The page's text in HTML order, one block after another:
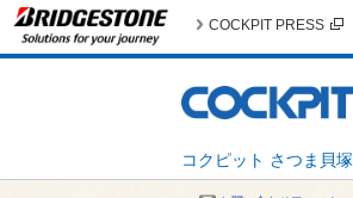
コクピット さつま貝塚
COCKPIT PRESS